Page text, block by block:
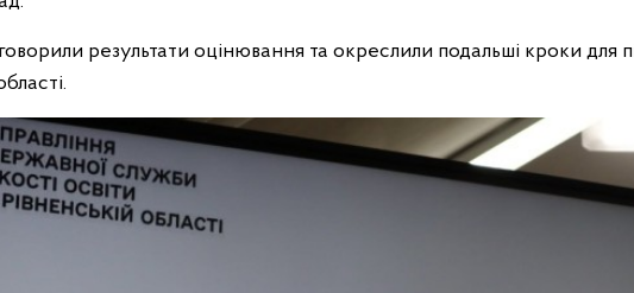
результати оцінювання та окреслили подальші кроки для